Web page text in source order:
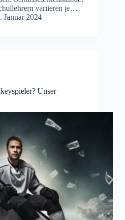
variieren je…
Januar 2024
Unser